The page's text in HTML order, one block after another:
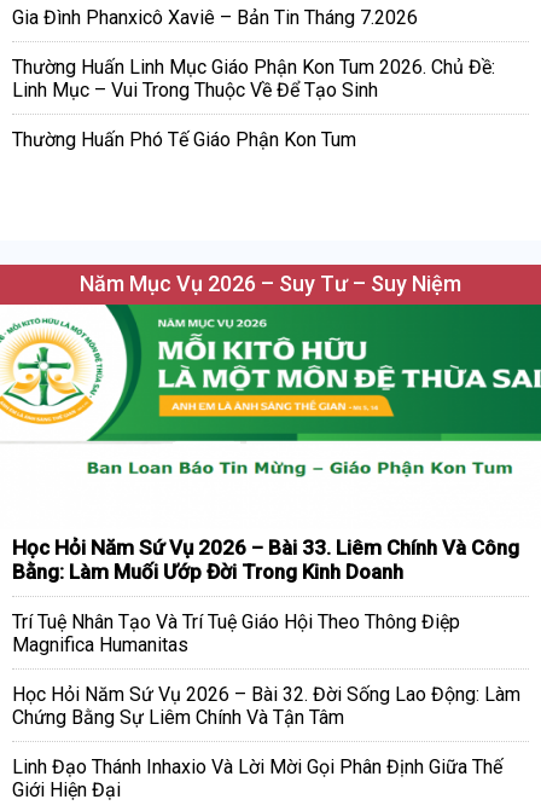
Gia Đình Phanxicô Xaviê – Bản Tin Tháng 7.2026
Thường Huấn Linh Mục Giáo Phận Kon Tum 2026. Chủ Đề:
Linh Mục – Vui Trong Thuộc Về Để Tạo Sinh
Thường Huấn Phó Tế Giáo Phận Kon Tum
Năm Mục Vụ 2026 – Suy Tư – Suy Niệm
Học Hỏi Năm Sứ Vụ 2026 – Bài 33. Liêm Chính Và Công
Bằng: Làm Muối Ướp Đời Trong Kinh Doanh
Trí Tuệ Nhân Tạo Và Trí Tuệ Giáo Hội Theo Thông Điệp
Magnifica Humanitas
Học Hỏi Năm Sứ Vụ 2026 – Bài 32. Đời Sống Lao Động: Làm
Chứng Bằng Sự Liêm Chính Và Tận Tâm
Linh Đạo Thánh Inhaxio Và Lời Mời Gọi Phân Định Giữa Thế
Giới Hiện Đại